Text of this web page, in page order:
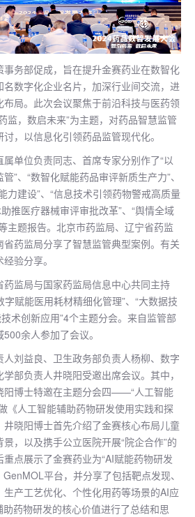
务部促成，旨在提升金赛药业在数智化
数字化企业名片，加深行业间交流，进
局。此次会议聚焦于前沿科技与医药领
监，数启未来”为主题，对药品智慧监管
，以信息化引领药品监管现代化。
单位负责同志、首席专家分别作了“以
”、“数智化赋能药品审评新质生产力”、
力建设”、“信息技术引领药物警戒高质量
推医疗器械审评审批改革”、“舆情全域
主题报告。北京市药监局、辽宁省药监
药监局分享了智慧监管典型案例。有关
验分享。
监局与国家药监局信息中心共同主持
字赋能医用耗材精细化管理”、“大数据技
术创新应用”4个主题分会。来自监管部
余人参加了会议。
刘益良、卫生政务部负责人杨柳、数字
部负责人井晓阳受邀出席会议。其中，
阳博士特邀在主题分会四——“人工智能
《人工智能辅助药物研发使用实践和探
晓阳博士首先介绍了金赛核心布局儿童
，以及携手公立医院开展“院企合作”的
点展示了金赛药业为“AI赋能药物研发
平台，并分享了包括靶点发现、
产工艺优化、个性化用药等场景的AI应
药物研发的核心价值进行了总结和思